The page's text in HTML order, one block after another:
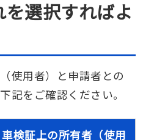
選択すればよ
使用者）と申請者との
記をご確認ください。
車検証上の所有者（使用